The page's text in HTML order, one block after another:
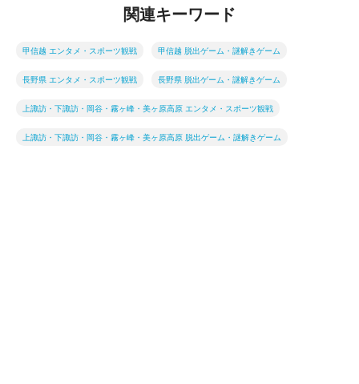
関連キーワード
甲信越 エンタメ・スポーツ観戦 甲信越 脱出ゲーム・謎解きゲーム
長野県 エンタメ・スポーツ観戦 長野県 脱出ゲーム・謎解きゲーム
上諏訪・下諏訪・岡谷・霧ヶ峰・美ヶ原高原 エンタメ・スポーツ観戦
上諏訪・下諏訪・岡谷・霧ヶ峰・美ヶ原高原 脱出ゲーム・謎解きゲーム